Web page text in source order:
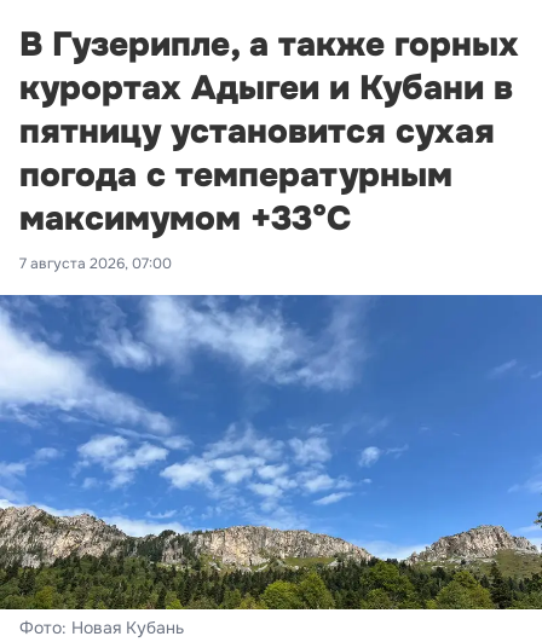
В Гузерипле, а также горных
курортах Адыгеи и Кубани в
пятницу установится сухая
погода с температурным
максимумом +33°С
7 августа 2026, 07:00
Фото: Новая Кубань